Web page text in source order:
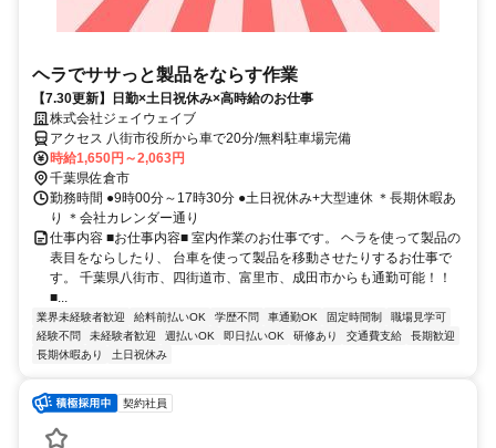
ヘラでササっと製品をならす作業
【7.30更新】日勤×土日祝休み×高時給のお仕事
株式会社ジェイウェイブ
アクセス 八街市役所から車で20分/無料駐車場完備
時給1,650円～2,063円
千葉県佐倉市
勤務時間 ●9時00分～17時30分 ●土日祝休み+大型連休 ＊長期休暇あ
り ＊会社カレンダー通り
仕事内容 ■お仕事内容■ 室内作業のお仕事です。 ヘラを使って製品の
表目をならしたり、 台車を使って製品を移動させたりするお仕事で
す。 千葉県八街市、四街道市、富里市、成田市からも通勤可能！！
■...
業界未経験者歓迎 給料前払いOK 学歴不問 車通勤OK 固定時間制
職場見学可
経験不問
未経験者歓迎 週払いOK 即日払いOK 研修あり 交通費支給
長期歓迎
長期休暇あり
土日祝休み
契約社員